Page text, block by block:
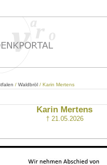
/ Waldbröl / Karin Mertens
Karin Mertens
† 21.05.2026